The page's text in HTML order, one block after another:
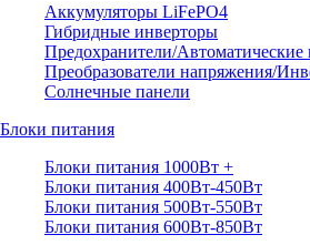
Аккумуляторы LiFePO4
Гибридные инверторы
Предохранители/Автоматические
Преобразователи напряжения/
Солнечные панели
Блоки питания
Блоки питания 1000Вт +
Блоки питания 400Вт-450Вт
Блоки питания 500Вт-550Вт
Блоки питания 600Вт-850Вт